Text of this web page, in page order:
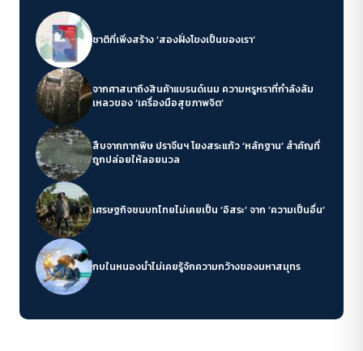
ชาติที่เพิ่งสร้าง ‘สองฝั่งโขงเป็นของเรา’
จากศาสนาถึงสินค้าแบรนด์เนม ความหรูหราที่กำลังล้ม
เหลวของ ‘เครื่องมือสุขภาพจิต’
สืบจากกากพิษ ปราจีนฯ โยงสระแก้ว ‘หลักฐาน’ สำคัญที่
ถูกปล่อยให้ลอยนวล
เศรษฐกิจชนบทไทยไม่เคยเป็น ‘อิสระ’ จาก ‘ความเป็นอื่น’
กบในหนองน้ำไม่เคยรู้จักความกว้างของมหาสมุทร